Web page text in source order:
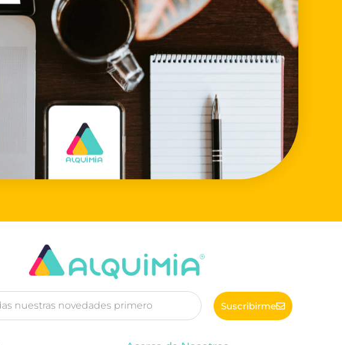
Suscribirme